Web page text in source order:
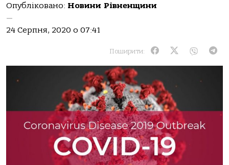
Опубліковано: Новини Рівненщини
—
24 Серпня, 2020 о 07:41
Поширити: